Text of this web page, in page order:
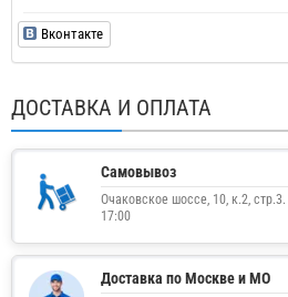
Вконтакте
ДОСТАВКА И ОПЛАТА
Самовывоз
Очаковское шоссе, 10, к.2,
17:00
Доставка по Москве и МО